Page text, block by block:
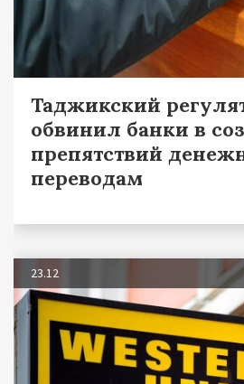
Таджикский
обвинил банки в
препятствий
переводам
23.12